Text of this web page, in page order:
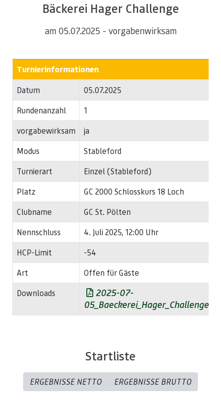
Bäckerei Hager Challenge
am 05.07.2025 - vorgabenwirksam
Turnierinformationen
Datum
05.07.2025
Rundenanzahl
1
vorgabewirksam
ja
Modus
Stableford
Turnierart
Einzel (Stableford)
Platz
GC 2000 Schlosskurs 18 Loch
Clubname
GC St. Pölten
Nennschluss
4. Juli 2025, 12:00 Uhr
HCP-Limit
-54
Art
Offen für Gäste
Downloads
2025-07-
Startliste
ERGEBNISSE NETTO ERGEBNISSE BRUTTO